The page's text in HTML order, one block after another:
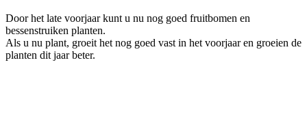
Door het late voorjaar kunt u nu nog goed fruitbomen en
bessenstruiken planten.
Als u nu plant, groeit het nog goed vast in het voorjaar en groeien de
planten dit jaar beter.